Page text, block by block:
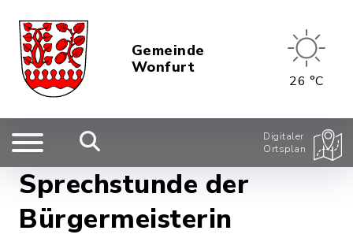
Gemeinde
Wonfurt
26 °C
Digitaler
Ortsplan
Sprechstunde der
Bürgermeisterin